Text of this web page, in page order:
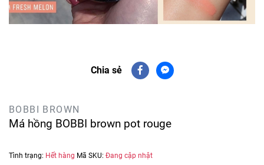
Chia sẻ
BOBBI BROWN
Má hồng BOBBI brown pot rouge
Tình trạng: Hết hàng Mã SKU: Đang cập nhật